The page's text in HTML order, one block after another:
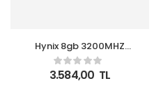
Hynix 8gb 3200MHZ
XN Notebook Ram
Sodimm
3.584,00 TL